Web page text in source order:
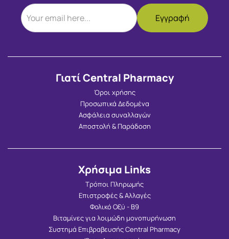
Γιατί Central Pharmacy
Όροι χρήσης
Προσωπικά Δεδομένα
Ασφάλεια συναλλαγών
Αποστολή & Παράδοση
Χρήσιμα Links
Τρόποι Πληρωμής
Επιστροφές & Αλλαγές
Φολικό Οξύ - Β9
Βιταμίνες για λοιμώδη μονοπυρήνωση
Συστημά Επιβραβευσής Central Pharmacy